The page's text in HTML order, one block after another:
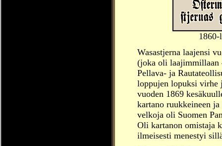
Wasastjerna laajensi
(joka oli laajimmillaan
Pellava- ja
loppujen lopuksi virhe
vuoden 1869
kartano ruukkeineen
velkoja oli Suomen
Oli kartanon omistaja
ilmeisesti menestyi